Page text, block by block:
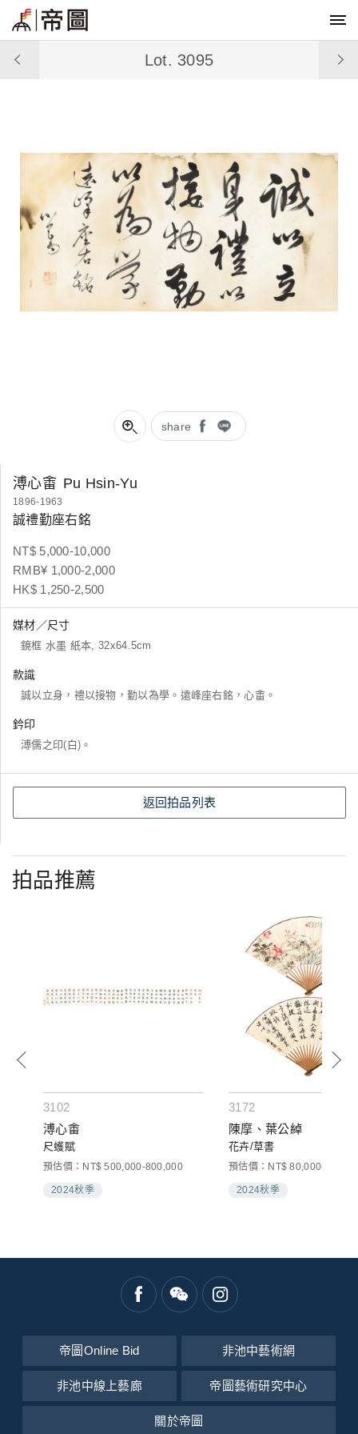
share
Lot. 3095
溥心畬 Pu Hsin-Yu
1896-1963
誠禮勤座右銘
NT$ 5,000-10,000
RMB¥ 1,000-2,000
HK$ 1,250-2,500
媒材／尺寸
鏡框 水墨 紙本, 32x64.5cm
款識
誠以立身，禮以接物，勤以為學。遠峰座右銘，心畬。
鈐印
溥儒之印(白)。
返回拍品列表
拍品推薦
3102
溥心畬
尺蠖賦
預估價：NT$ 500,000-800,000
2024秋季
3172
陳摩、葉公綽
花卉/草書
預估價：NT$ 80,000-
2024秋季
帝圖Online Bid 非池中藝術網
非池中線上藝廊 帝圖藝術研究中心
關於帝圖